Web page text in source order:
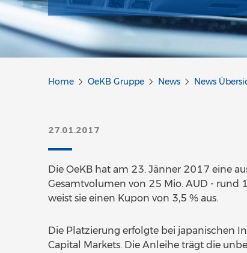
Home OeKB Gruppe News News
27.01.2017
Die OeKB hat am 23. Jänner 2017 eine
Gesamtvolumen von 25 Mio. AUD - rund
weist sie einen Kupon von 3,5 % aus.
Die Platzierung erfolgte bei japanischen
Capital Markets. Die Anleihe trägt die